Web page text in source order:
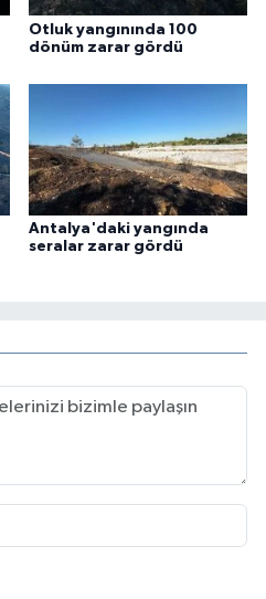
Otluk yangınında 100
dönüm zarar gördü
Antalya'daki yangında
seralar zarar gördü